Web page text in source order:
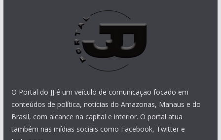
O Portal do JJ é um veículo de comunicação focado em
conteúdos de política, notícias do Amazonas, Manaus e do
Brasil, com alcance na capital e interior. O portal atua
também nas mídias sociais como Facebook, Twitter e